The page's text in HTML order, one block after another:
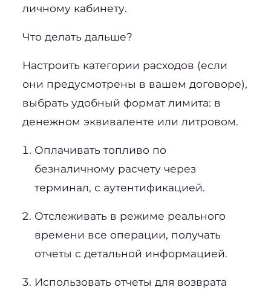
личному кабинету.
Что делать дальше?
Настроить категории расходов (если
они предусмотрены в вашем договоре),
выбрать удобный формат лимита: в
денежном эквиваленте или литровом.
Оплачивать топливо по
безналичному расчету через
терминал, с аутентификацией.
Отслеживать в режиме реального
времени все операции, получать
отчеты с детальной информацией.
Использовать отчеты для возврата